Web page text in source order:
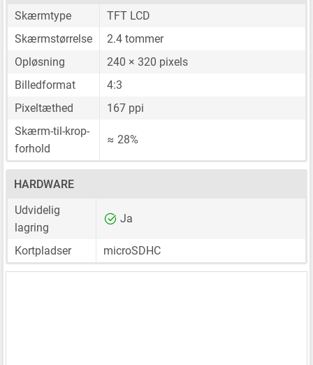
Skærmtype
TFT LCD
Skærmstørrelse
2.4 tommer
Opløsning
240 × 320 pixels
Billedformat
4:3
Pixeltæthed
167 ppi
Skærm-til-krop-
forhold
≈ 28%
HARDWARE
Udvidelig
lagring
Ja
Kortpladser microSDHC